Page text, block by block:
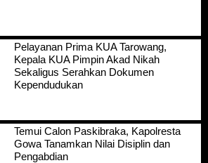
Pelayanan Prima KUA Tarowang,
Kepala KUA Pimpin Akad Nikah
Sekaligus Serahkan Dokumen
Kependudukan
Temui Calon Paskibraka, Kapolresta
Gowa Tanamkan Nilai Disiplin dan
Pengabdian